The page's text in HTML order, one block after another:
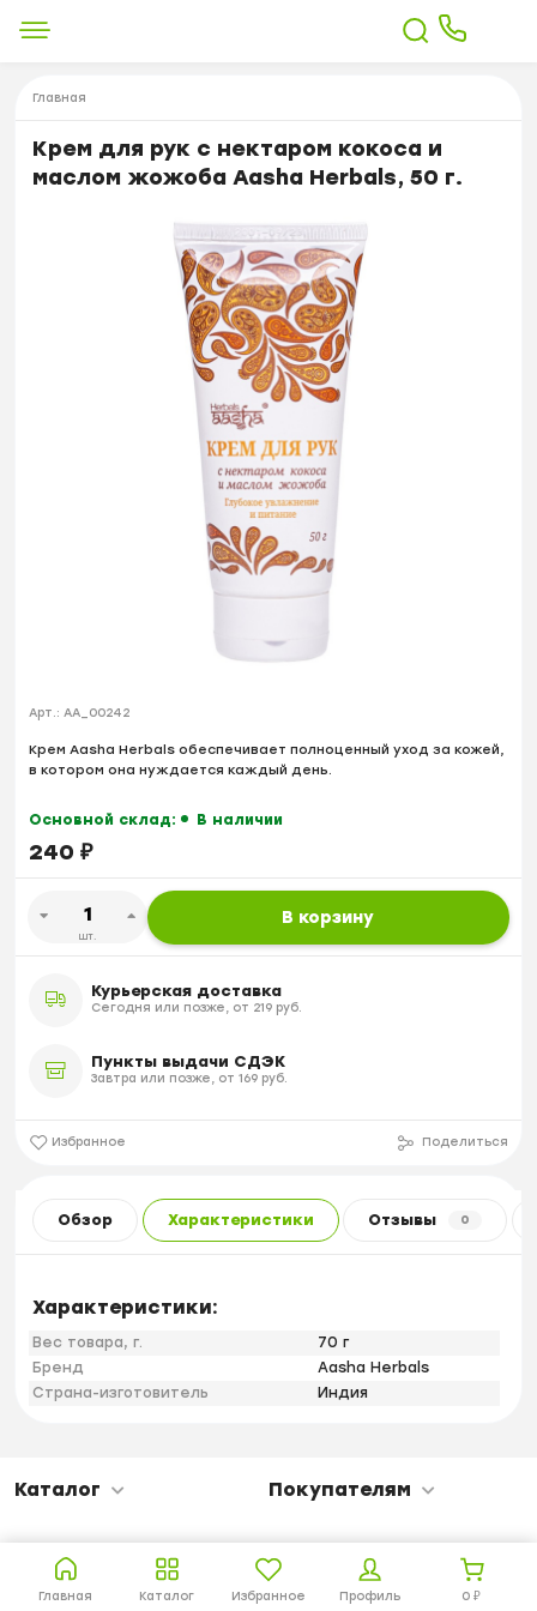
Главная Каталог Избранное Профиль 0₽
Главная
Крем для рук с нектаром кокоса и
маслом жожоба Aasha Herbals, 50 г.
Арт.: AA_00242
Крем Aasha Herbals обеспечивает полноценный уход за кожей,
в котором она нуждается каждый день.
Основной склад: В наличии
240 ₽
шт.
В корзину
Курьерская доставка
Сегодня или позже, от 219 руб.
Пункты выдачи СДЭК
Завтра или позже, от 169 руб.
Избранное Поделиться
Обзор Характеристики Отзывы 0
Характеристики:
Вес товара, г.
70 г
Бренд
Aasha Herbals
Страна-изготовитель
Индия
Каталог Покупателям